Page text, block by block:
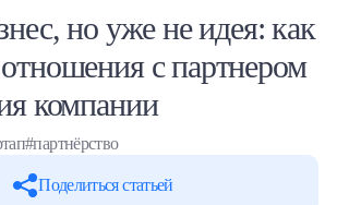
но уже не идея: как
с партнером
компании
Поделиться статьей
#партнёрство